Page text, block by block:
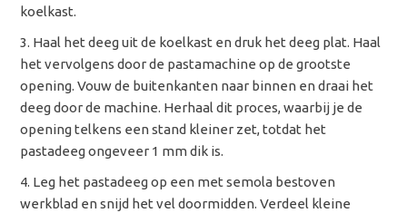
koelkast.
Haal het deeg uit de koelkast en druk het deeg plat. Haal
het vervolgens door de pastamachine op de grootste
opening. Vouw de buitenkanten naar binnen en draai het
deeg door de machine. Herhaal dit proces, waarbij je de
opening telkens een stand kleiner zet, totdat het
pastadeeg ongeveer 1 mm dik is.
Leg het pastadeeg op een met semola bestoven
werkblad en snijd het vel doormidden. Verdeel kleine